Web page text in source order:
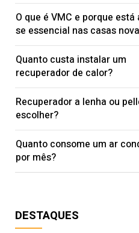
O que é VMC e porque
se essencial nas casas
Quanto custa instalar um
recuperador de calor?
Recuperador a lenha ou
escolher?
Quanto consome um ar
por mês?
DESTAQUES